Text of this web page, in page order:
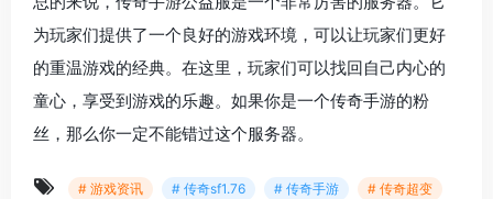
为玩家们提供了一个良好的游戏环境，可以让玩家们更好
的重温游戏的经典。在这里，玩家们可以找回自己内心的
童心，享受到游戏的乐趣。如果你是一个传奇手游的粉
丝，那么你一定不能错过这个服务器。
# 游戏资讯 # 传奇sf1.76 # 传奇手游
# 传奇超变